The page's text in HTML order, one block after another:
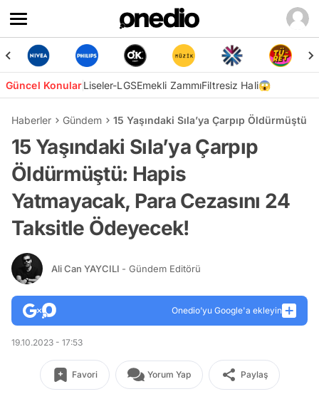
Güncel KonularLiseler-LGSEmekli ZammıFiltresiz Hali😱
Haberler Gündem 15 Yaşındaki Sıla’ya Çarpıp
15 Yaşındaki Sıla’ya Çarpıp
Öldürmüştü: Hapis
Yatmayacak, Para Cezasını 24
Taksitle Ödeyecek!
Ali Can YAYCILI - Gündem Editörü
Onedio’yu Google'a ekleyin
19.10.2023 - 17:53
Favori Yorum Yap Paylaş